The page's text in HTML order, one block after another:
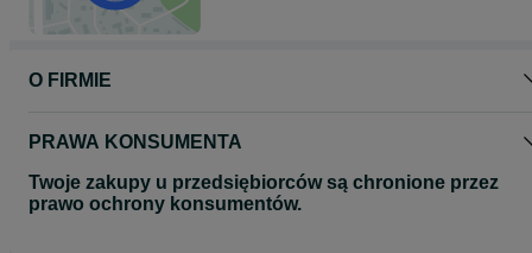
O FIRMIE
PRAWA KONSUMENTA
Twoje zakupy u przedsiębiorców są chronione przez
prawo ochrony konsumentów.